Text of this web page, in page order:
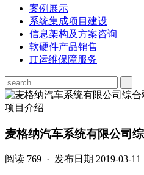
案例展示
系统集成项目建设
信息架构及方案咨询
软硬件产品销售
IT运维保障服务
项目介绍
麦格纳汽车系统有限公司
阅读 769 · 发布日期 2019-03-11